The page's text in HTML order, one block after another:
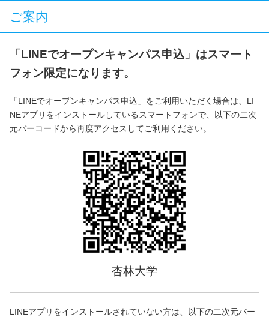
ご案内
「LINEでオープンキャンパス申込」はスマート
フォン限定になります。
「LINEでオープンキャンパス申込」をご利用いただく場合は、LI
NEアプリをインストールしているスマートフォンで、以下の二次
元バーコードから再度アクセスしてご利用ください。
杏林大学
LINEアプリをインストールされていない方は、以下の二次元バー